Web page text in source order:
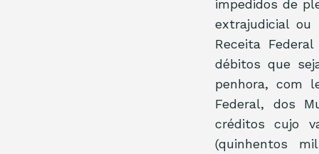
impedidos de
extrajudicial ou
Receita
débitos que
penhora, com
Federal, dos
créditos cujo
(quinhentos